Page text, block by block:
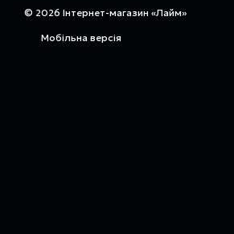
© 2026 Інтернет-магазин «Лайм»
Мобільна версія